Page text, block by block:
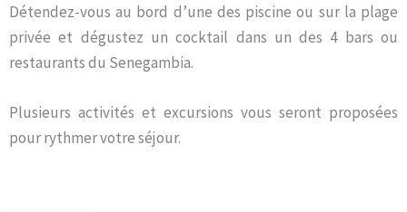
Détendez-vous au bord d’une des piscine ou sur la plage
privée et dégustez un cocktail dans un des 4 bars ou
restaurants du Senegambia.
Plusieurs activités et excursions vous seront proposées
pour rythmer votre séjour.